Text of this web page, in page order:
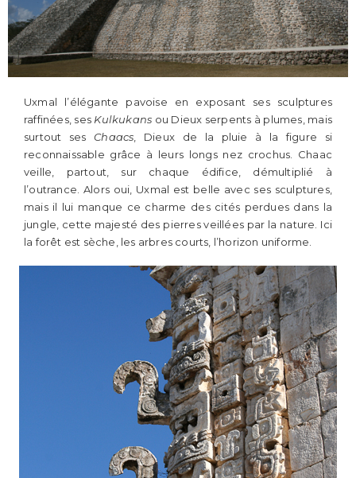
Uxmal l’élégante pavoise en exposant ses sculptures
raffinées, ses Kulkukans ou Dieux serpents à plumes, mais
surtout sesChaacs , Dieux de la pluie à la figure si
reconnaissable grâce à leurs longs nez crochus. Chaac
veille, partout, sur chaque édifice, démultiplié à
l’outrance. Alors oui, Uxmal est belle avec ses sculptures,
mais il lui manque ce charme des cités perdues dans la
jungle, cette majesté des pierres veillées par la nature. Ici
la forêt est sèche, les arbres courts, l’horizon uniforme.